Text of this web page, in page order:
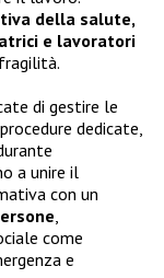
della salute,
e lavoratori
di gestire le
dedicate,
a unire il
con un
,
come
e